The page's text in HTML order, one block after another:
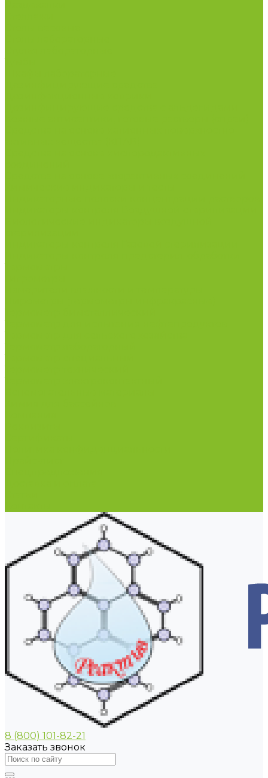
8 (800) 101-82-21
Заказать звонок